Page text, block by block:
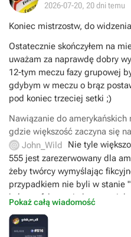
2026-07-20, 20 dni temu
Koniec mistrzostw, do widzenia
Ostatecznie skończyłem na
uważam za naprawdę dobry
12-tym meczu fazy grupowej
gdybym w meczu o brąz
pod koniec trzeciej setki ;)
Nawiązanie do
gdzie większość zaczyna się
John_Wild
555 jest zarezerwowany dla
żeby twórcy wymyślając
przypadkiem nie byli w stanie
którego faktycznie korzysta
Pokaż całą wiadomość